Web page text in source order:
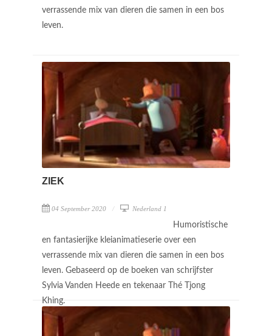
verrassende mix van dieren die samen in een bos
leven.
ZIEK
04 September 2020 Nederland 1
Humoristische
en fantasierijke kleianimatieserie over een
verrassende mix van dieren die samen in een bos
leven. Gebaseerd op de boeken van schrijfster
Sylvia Vanden Heede en tekenaar Thé Tjong
Khing.